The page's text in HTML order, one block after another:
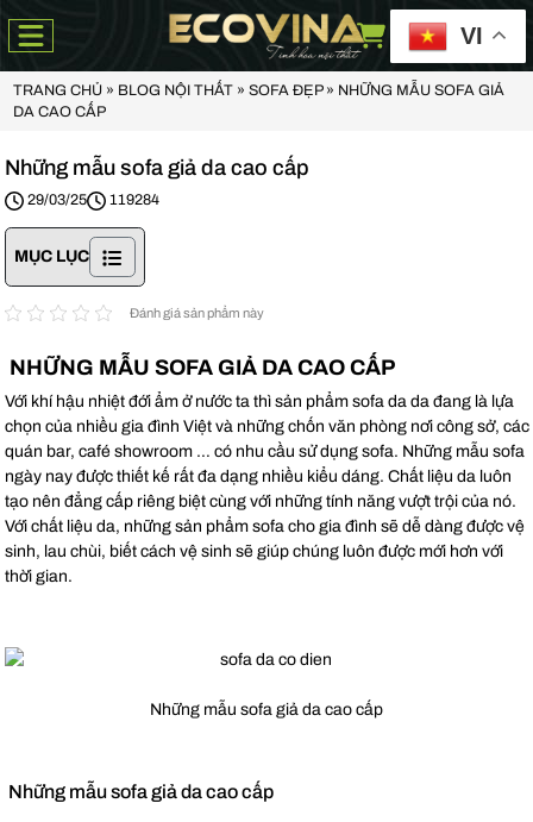
VI
TRANG CHỦ» BLOG NỘI THẤT» SOFA ĐẸP» NHỮNG MẪU SOFA GIẢ
DA CAO CẤP
Những mẫu sofa giả da cao cấp
29/03/25 119284
MỤC LỤC
Đánh giá sản phẩm này
NHỮNG MẪU SOFA GIẢ DA CAO CẤP
Với khí hậu nhiệt đới ẩm ở nước ta thì sản phẩm sofa da da đang là lựa
chọn của nhiều gia đình Việt và những chốn văn phòng nơi công sở, các
quán bar, café showroom … có nhu cầu sử dụng sofa. Những mẫu sofa
ngày nay được thiết kế rất đa dạng nhiều kiểu dáng. Chất liệu da luôn
tạo nên đẳng cấp riêng biệt cùng với những tính năng vượt trội của nó.
Với chất liệu da, những sản phẩm sofa cho gia đình sẽ dễ dàng được vệ
sinh, lau chùi, biết cách vệ sinh sẽ giúp chúng luôn được mới hơn với
thời gian.
Những mẫu sofa giả da cao cấp
Những mẫu sofa giả da cao cấp